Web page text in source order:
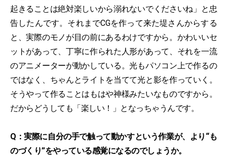
起きることは絶対楽しいから溺れないでくださいね」と忠
告したんです。それまでCGを作って来た堤さんからする
と、実際のモノが目の前にあるわけですから。かわいいセ
ットがあって、丁寧に作られた人形があって、それを一流
のアニメーターが動かしている。光もパソコン上で作るの
ではなく、ちゃんとライトを当てて光と影を作っていく。
そうやって作ることはもはや神様みたいなものですから。
だからどうしても「楽しい！」となっちゃうんです。
Q：実際に自分の手で触って動かすという作業が、より“も
のづくり”をやっている感覚になるのでしょうか。